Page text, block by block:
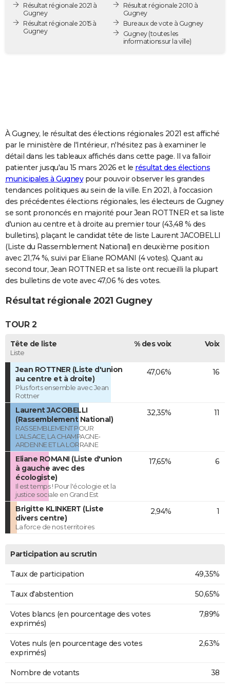
Destinations
City break
Voyage nature
Voyage de noces
Forum
PHOTO
GUIDES D'ACHAT
COPAINS D'AVANT
S'inscrire
Se connecter
Lycées
Collèges
Primaires
Universités
Entreprises
Service militaire
Avis de recherche
AVIS DE DÉCÈS
FORUM
Bricolage
Lifestyle
Culture
Sport
Auto
Television
Voyage
Cinema
Résultat régionale 2021 à
Gugney
Résultat régionale 2015 à
Gugney
Résultat régionale 2010 à
Gugney
Bureaux de vote à Gugney
Gugney(toutes les
informations sur la ville)
À Gugney, le résultat des élections régionales 2021 est affiché
par le ministère de l'Intérieur, n'hésitez pas à examiner le
détail dans les tableaux affichés dans cette page. Il va falloir
patienter jusqu'au 15 mars 2026 et le résultat des élections
municipales à Gugneypour pouvoir observer les grandes
tendances politiques au sein de la ville. En 2021, à l'occasion
des précédentes élections régionales, les électeurs de Gugney
se sont prononcés en majorité pour Jean ROTTNER et sa liste
d'union au centre et à droite au premier tour (43,48 % des
bulletins), plaçant le candidat tête de liste Laurent JACOBELLI
(Liste du Rassemblement National) en deuxième position
avec 21,74 %, suivi par Eliane ROMANI (4 votes). Quant au
second tour, Jean ROTTNER et sa liste ont recueilli la plupart
des bulletins de vote avec 47,06 % des votes.
Résultat régionale 2021 Gugney
TOUR 2
Tête de liste
Liste
% des voix Voix
Jean ROTTNER (Liste d'union
au centre et à droite)
Plus forts ensemble avec Jean
Rottner
47,06% 16
Laurent JACOBELLI
(Rassemblement National)
RASSEMBLEMENT POUR
L'ALSACE, LA CHAMPAGNE-
ARDENNE ET LA LORRAINE
32,35% 11
Eliane ROMANI (Liste d'union
à gauche avec des
écologiste)
Il est temps ! Pour l'écologie et la
justice sociale en Grand Est
17,65% 6
Brigitte KLINKERT (Liste
divers centre)
La force de nos territoires
2,94% 1
Participation au scrutin
Taux de participation 49,35%
Taux d'abstention 50,65%
Votes blancs (en pourcentage des votes
exprimés)
7,89%
Votes nuls (en pourcentage des votes
exprimés)
2,63%
Nombre de votants 38